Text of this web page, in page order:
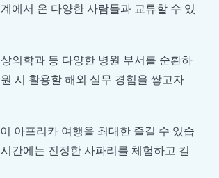
에서 온 다양한 사람들과 교류할 수 있
의학과 등 다양한 병원 부서를 순환하
시 활용할 해외 실무 경험을 쌓고자
아프리카 여행을 최대한 즐길 수 있습
간에는 진정한 사파리를 체험하고 킬